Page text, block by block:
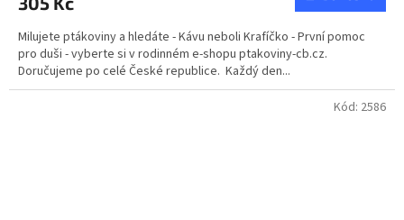
Milujete ptákoviny a hledáte - Kávu neboli Krafíčko - První pomoc
pro duši - vyberte si v rodinném e-shopu ptakoviny-cb.cz.
Doručujeme po celé České republice. Každý den...
Kód: 2586